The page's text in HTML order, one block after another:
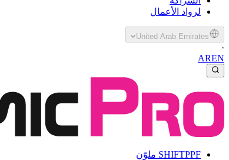
لرواد الأعمال
United Arab Emirates
·
AREN
SHIFTPPF ملوّن